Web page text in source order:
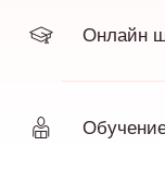
Онлайн